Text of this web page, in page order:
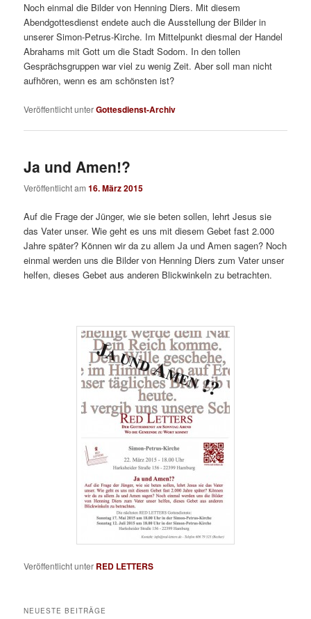
Noch einmal die Bilder von Henning Diers. Mit diesem
Abendgottesdienst endete auch die Ausstellung der Bilder in
unserer Simon-Petrus-Kirche. Im Mittelpunkt diesmal der Handel
Abrahams mit Gott um die Stadt Sodom. In den tollen
Gesprächsgruppen war viel zu wenig Zeit. Aber soll man nicht
aufhören, wenn es am schönsten ist?
Veröffentlicht unterGottesdienst-Archiv
Ja und Amen!?
Veröffentlicht am16. März 2015
Auf die Frage der Jünger, wie sie beten sollen, lehrt Jesus sie
das Vater unser. Wie geht es uns mit diesem Gebet fast 2.000
Jahre später? Können wir da zu allem Ja und Amen sagen? Noch
einmal werden uns die Bilder von Henning Diers zum Vater unser
helfen, dieses Gebet aus anderen Blickwinkeln zu betrachten.
Veröffentlicht unter RED LETTERS
NEUESTE BEITRÄGE